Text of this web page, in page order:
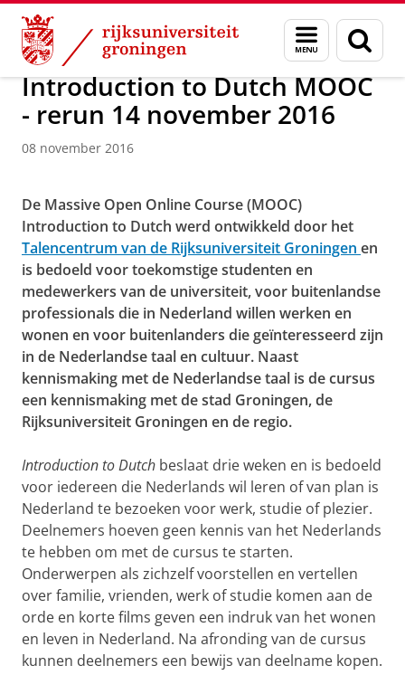
Skip
Content
Skip
Navigation
Menu
en
zoeken
Over ons Actueel Nieuws Nieuwsberichten
Introduction to Dutch MOOC
- rerun 14 november 2016
08 november 2016
Introduction to Dutch - free online course at
De Massive Open Online Course (MOOC)
Introduction to Dutch werd ontwikkeld door het
Talencentrum van de Rijksuniversiteit Groningen en
is bedoeld voor toekomstige studenten en
medewerkers van de universiteit, voor buitenlandse
professionals die in Nederland willen werken en
wonen en voor buitenlanders die geïnteresseerd zijn
in de Nederlandse taal en cultuur. Naast
kennismaking met de Nederlandse taal is de cursus
een kennismaking met de stad Groningen, de
Rijksuniversiteit Groningen en de regio.
Introduction to Dutch beslaat drie weken en is bedoeld
voor iedereen die Nederlands wil leren of van plan is
Nederland te bezoeken voor werk, studie of plezier.
Deelnemers hoeven geen kennis van het Nederlands
te hebben om met de cursus te starten.
Onderwerpen als zichzelf voorstellen en vertellen
over familie, vrienden, werk of studie komen aan de
orde en korte films geven een indruk van het wonen
en leven in Nederland. Na afronding van de cursus
kunnen deelnemers een bewijs van deelname kopen.